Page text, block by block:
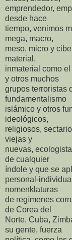
emprendedor,
desde hace
tiempo, venimos
mega, macro,
meso, micro y
material,
inmaterial como
y otros muchos
grupos terroristas
fundamentalismo
islámico y otros
ideológicos,
religiosos,
viejas y
nuevas,
de cualquier
índole y que se
personal-
nomenklaturas
de regímenes
de Corea del
Norte, Cuba,
su gente, fuerza